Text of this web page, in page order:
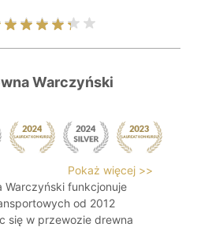
Warczyński
Pokaż więcej >>
Warczyński funkcjonuje
od 2012
się w przewozie drewna